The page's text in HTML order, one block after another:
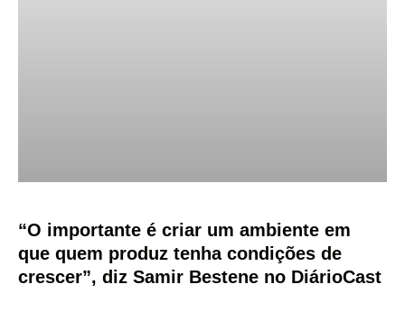
“O importante é criar um ambiente em
que quem produz tenha condições de
crescer”, diz Samir Bestene no DiárioCast